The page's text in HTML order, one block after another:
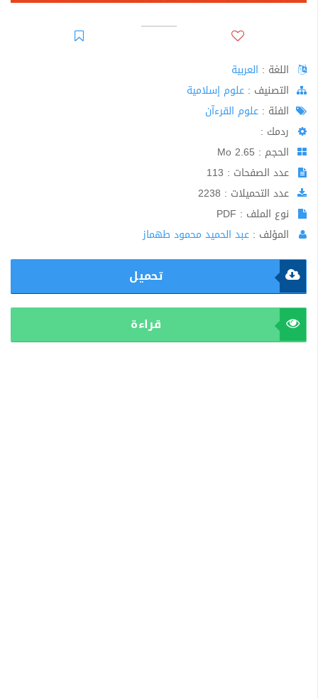
اللغة : العربية
اﻟﺘﺼﻨﻴﻒ : علوم إسلامية
الفئة : علوم القرءآن
ردمك :
الحجم : 2.65 Mo
عدد الصفحات : 113
عدد التحميلات : 2238
نوع الملف : PDF
المؤلف : عبد الحميد محمود طهماز
تحميل
قراءة